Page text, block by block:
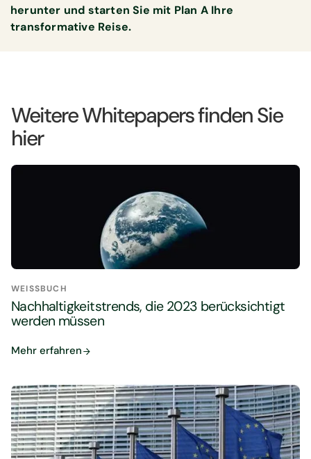
herunter und starten Sie mit Plan A Ihre
transformative Reise.
Weitere Whitepapers finden Sie
hier
WEISSBUCH
Nachhaltigkeitstrends, die 2023 berücksichtigt
werden müssen
Mehr erfahren